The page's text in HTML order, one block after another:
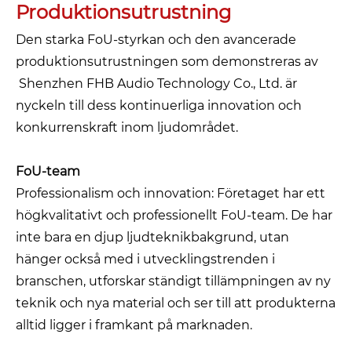
Produktionsutrustning
Den starka FoU-styrkan och den avancerade
produktionsutrustningen som demonstreras av
Shenzhen FHB Audio Technology Co., Ltd. är
nyckeln till dess kontinuerliga innovation och
konkurrenskraft inom ljudområdet.
FoU-team
Professionalism och innovation: Företaget har ett
högkvalitativt och professionellt FoU-team. De har
inte bara en djup ljudteknikbakgrund, utan
hänger också med i utvecklingstrenden i
branschen, utforskar ständigt tillämpningen av ny
teknik och nya material och ser till att produkterna
alltid ligger i framkant på marknaden.